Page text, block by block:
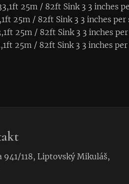
25m / 82ft Sink 3 3 inches
25m / 82ft Sink 3 3 inches per
25m / 82ft Sink 3 3 inches
25m / 82ft Sink 3 3 inches
941/118, Liptovský Mikuláš,